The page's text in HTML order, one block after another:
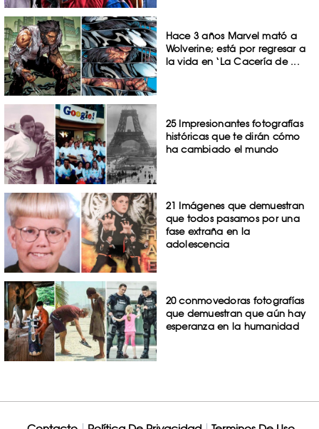
Hace 3 años Marvel mató a
Wolverine; está por regresar a
la vida en ‘La Cacería de ...
25 Impresionantes fotografías
históricas que te dirán cómo
ha cambiado el mundo
21 Imágenes que demuestran
que todos pasamos por una
fase extraña en la
adolescencia
20 conmovedoras fotografías
que demuestran que aún hay
esperanza en la humanidad